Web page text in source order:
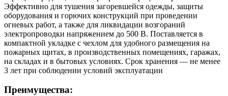
Эффективно для тушения загоревшейся одежды, защиты
оборудования и горючих конструкций при проведении
огневых работ, а также для ликвидации возгораний
электропроводки напряжением до 500 В. Поставляется в
компактной укладке с чехлом для удобного размещения на
пожарных щитах, в производственных помещениях, гаражах,
на складах и в бытовых условиях. Срок хранения — не менее
3 лет при соблюдении условий эксплуатации
Преимущества: